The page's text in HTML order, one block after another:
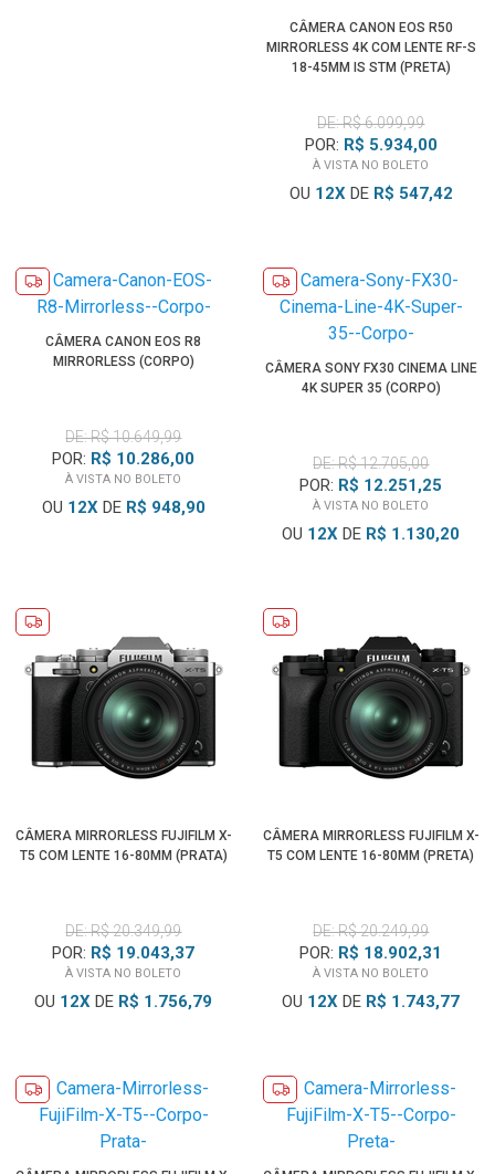
CÂMERA CANON EOS R50
MIRRORLESS 4K COM LENTE RF-S
18-45MM IS STM (PRETA)
DE: R$ 6.099,99
POR: R$ 5.934,00
À VISTA NO BOLETO
OU 12XDE R$ 547,42
CÂMERA CANON EOS R8
MIRRORLESS (CORPO)
DE: R$ 10.649,99
POR: R$ 10.286,00
À VISTA NO BOLETO
OU 12XDE R$ 948,90
CÂMERA SONY FX30 CINEMA LINE
4K SUPER 35 (CORPO)
DE: R$ 12.705,00
POR: R$ 12.251,25
À VISTA NO BOLETO
OU 12X DE R$ 1.130,20
CÂMERA MIRRORLESS FUJIFILM X-
T5 COM LENTE 16-80MM (PRATA)
DE: R$ 20.349,99
POR: R$ 19.043,37
À VISTA NO BOLETO
OU 12X DE R$ 1.756,79
CÂMERA MIRRORLESS FUJIFILM X-
T5 COM LENTE 16-80MM (PRETA)
DE: R$ 20.249,99
POR: R$ 18.902,31
À VISTA NO BOLETO
OU 12X DE R$ 1.743,77